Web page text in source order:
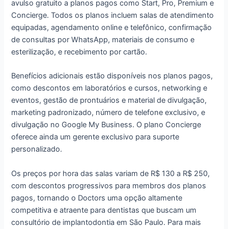
avulso gratuito a planos pagos como Start, Pro, Premium e
Concierge. Todos os planos incluem salas de atendimento
equipadas, agendamento online e telefônico, confirmação
de consultas por WhatsApp, materiais de consumo e
esterilização, e recebimento por cartão.
Benefícios adicionais estão disponíveis nos planos pagos,
como descontos em laboratórios e cursos, networking e
eventos, gestão de prontuários e material de divulgação,
marketing padronizado, número de telefone exclusivo, e
divulgação no Google My Business. O plano Concierge
oferece ainda um gerente exclusivo para suporte
personalizado.
Os preços por hora das salas variam de R$ 130 a R$ 250,
com descontos progressivos para membros dos planos
pagos, tornando o Doctors uma opção altamente
competitiva e atraente para dentistas que buscam um
consultório de implantodontia em São Paulo. Para mais